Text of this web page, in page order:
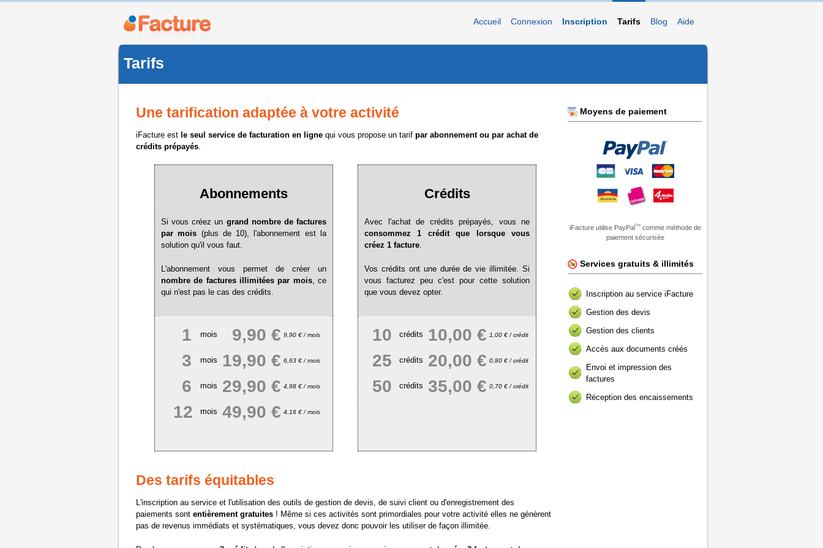
Accueil Connexion Inscription Tarifs Blog Aide
Tarifs
Une tarification adaptée à votre activité
iFacture est le seul service de facturation en ligne qui vous propose un tarif par abonnement ou par achat de
crédits prépayés.
Abonnements
Si vous créez un grand nombre de factures
par mois (plus de 10), l'abonnement est la
solution qu'il vous faut.
L'abonnement vous permet de créer un
nombre de factures illimitées par mois, ce
qui n'est pas le cas des crédits.
Crédits
Avec l'achat de crédits prépayés, vous ne
consommez 1 crédit que lorsque vous
créez 1 facture.
Vos crédits ont une durée de vie illimitée. Si
vous facturez peu c'est pour cette solution
que vous devez opter.
1 mois 9,90 € 9,90 € / mois
3 mois 19,90 € 6,63 € / mois
6 mois 29,90 € 4,98 € / mois
12 mois 49,90 € 4,16 € / mois
10 crédits 10,00 € 1,00 € / crédit
25 crédits 20,00 € 0,80 € / crédit
50 crédits 35,00 € 0,70 € / crédit
Des tarifs équitables
L'inscription au service et l'utilisation des outils de gestion de devis, de suivi client ou d'enregistrement des
paiements sont entièrement gratuites ! Même si ces activités sont primordiales pour votre activité elles ne génèrent
pas de revenus immédiats et systématiques, vous devez donc pouvoir les utiliser de façon illimitée.
Moyens de paiement
iFacture utilise PayPalTMcomme méthode de
paiement sécurisée
Services gratuits & illimités
Inscription au service iFacture
Gestion des devis
Gestion des clients
Accès aux documents créés
Envoi et impression des
factures
Réception des encaissements